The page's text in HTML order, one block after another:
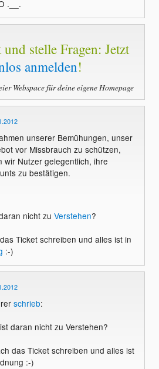
nicht sofort zur Verfügung. Das ist
Problem, du brauchst den
freischalten lassen!
beachte, dass dieFreigabe manuell
und dieBearbeitungszeit
eine Benachrichtigung, wenn
Support-Ticketbeantwortet wurde.
die Bearbeitungszeit.
.__.
stelle Fragen: Jetzt
anmelden!
Webspace für deine eigene Homepage
unserer Bemühungen, unser
vor Missbrauch zu schützen,
wir Nutzer gelegentlich, ihre
zu bestätigen.
nicht zu Verstehen?
Ticket schreiben und alles ist in
:-)
schrieb:
daran nicht zu Verstehen?
das Ticket schreiben und alles ist
:-)